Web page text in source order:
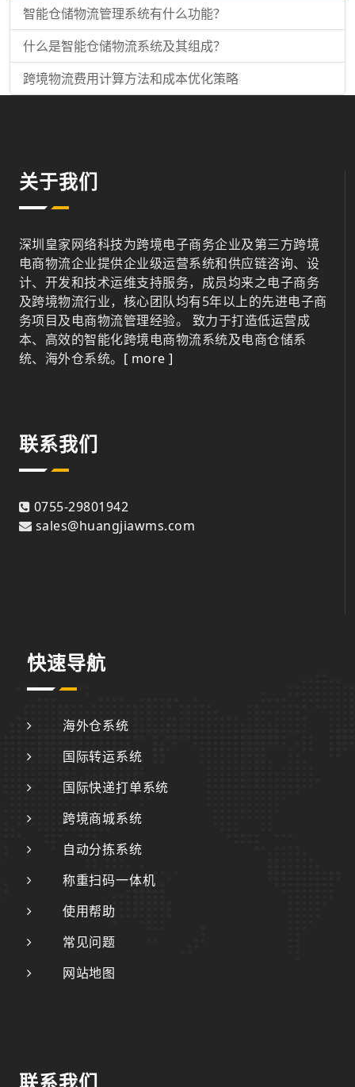
智能仓储物流管理系统有什么功能？
什么是智能仓储物流系统及其组成？
跨境物流费用计算方法和成本优化策略
关于我们
深圳皇家网络科技为跨境电子商务企业及第三方跨境
电商物流企业提供企业级运营系统和供应链咨询、设
计、开发和技术运维支持服务，成员均来之电子商务
及跨境物流行业，核心团队均有5年以上的先进电子商
务项目及电商物流管理经验。 致力于打造低运营成
本、高效的智能化跨境电商物流系统及电商仓储系
统、海外仓系统。 [ more ]
联系我们
0755-29801942
sales@huangjiawms.com
快速导航
海外仓系统
国际转运系统
国际快递打单系统
跨境商城系统
自动分拣系统
称重扫码一体机
使用帮助
常见问题
网站地图
联系我们